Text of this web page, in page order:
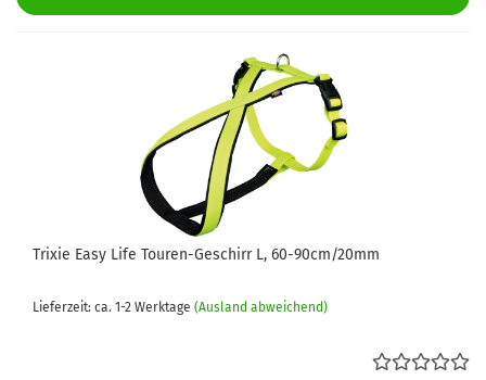
Trixie Easy Life Touren-Geschirr L, 60-90cm/20mm
Lieferzeit: ca. 1-2 Werktage (Ausland abweichend)